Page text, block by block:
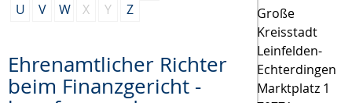
U
V W X Y Z
Ehrenamtlicher Richter
beim Finanzgericht -
Große
Kreisstadt
Leinfelden-
Echterdingen
Marktplatz 1